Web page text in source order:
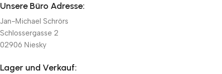
Unsere Büro Adresse:
Jan-Michael Schrörs
Schlossergasse 2
02906 Niesky
Lager und Verkauf: